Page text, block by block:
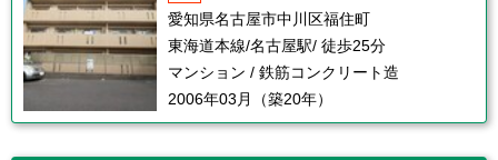
愛知県名古屋市中川区福住町
東海道本線/名古屋駅/ 徒歩25分
マンション / 鉄筋コンクリート造
2006年03月（築20年）